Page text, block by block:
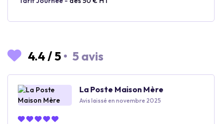
4.4/5 • 5 avis
La Poste Maison Mère
Avis laissé en novembre 2025